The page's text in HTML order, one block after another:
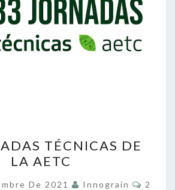
JORNADAS
TÉCNICAS
DE
TÉCNICAS DE
LA AETC
De 2021 Innograin
2